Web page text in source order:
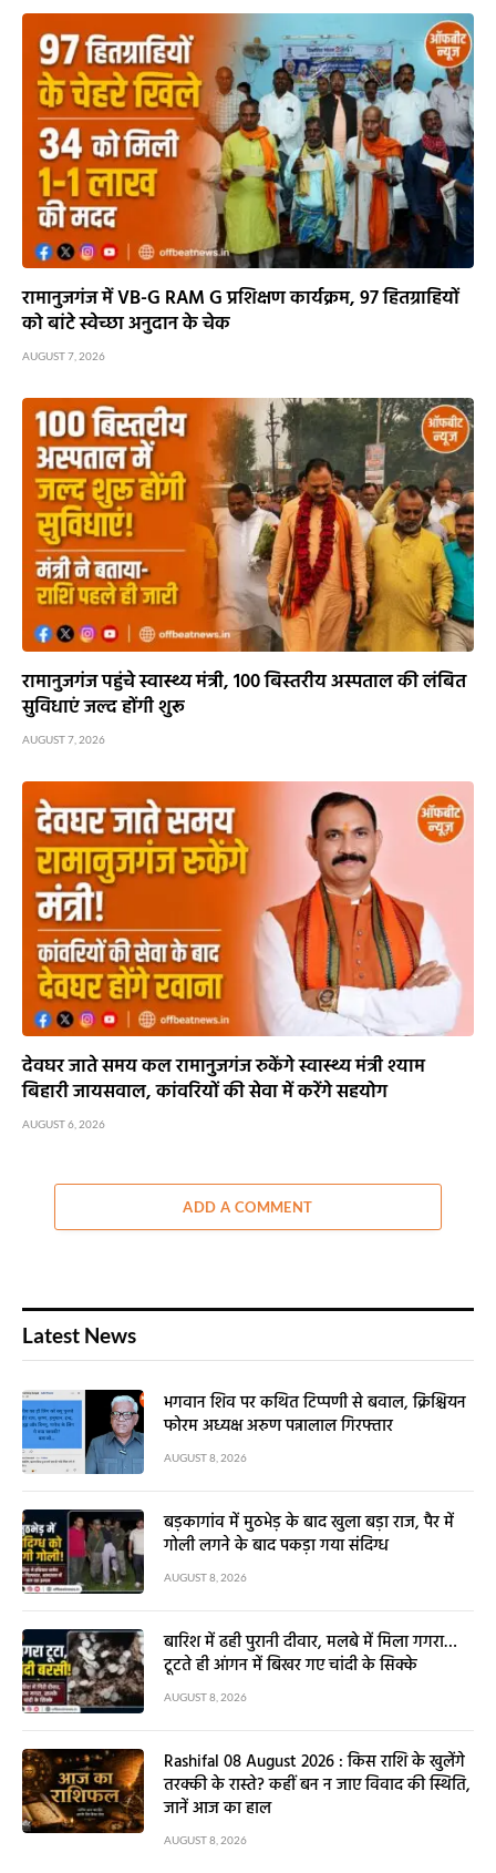
रामानुजगंज में VB-G RAM G प्रशिक्षण कार्यक्रम, 97 हितग्राहियों
को बांटे स्वेच्छा अनुदान के चेक
AUGUST 7, 2026
रामानुजगंज पहुंचे स्वास्थ्य मंत्री, 100 बिस्तरीय अस्पताल की लंबित
सुविधाएं जल्द होंगी शुरू
AUGUST 7, 2026
देवघर जाते समय कल रामानुजगंज रुकेंगे स्वास्थ्य मंत्री श्याम
बिहारी जायसवाल, कांवरियों की सेवा में करेंगे सहयोग
AUGUST 6, 2026
ADD A COMMENT
Latest News
भगवान शिव पर कथित टिप्पणी से बवाल, क्रिश्चियन
फोरम अध्यक्ष अरुण पन्नालाल गिरफ्तार
AUGUST 8, 2026
बड़कागांव में मुठभेड़ के बाद खुला बड़ा राज, पैर में
गोली लगने के बाद पकड़ा गया संदिग्ध
AUGUST 8, 2026
बारिश में ढही पुरानी दीवार, मलबे में मिला गगरा…
टूटते ही आंगन में बिखर गए चांदी के सिक्के
AUGUST 8, 2026
Rashifal 08 August 2026 : किस राशि के खुलेंगे
तरक्की के रास्ते? कहीं बन न जाए विवाद की स्थिति,
जानें आज का हाल
AUGUST 8, 2026